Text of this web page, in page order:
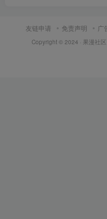
友链申请 免责声明 广
Copyright © 2024 · 果漫社区